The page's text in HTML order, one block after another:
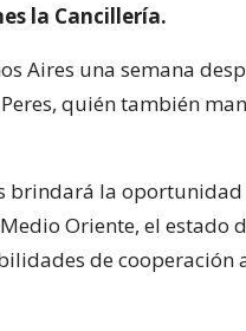
la Cancillería.
Aires una semana
quién también
brindará la
Oriente, el estado
de cooperación